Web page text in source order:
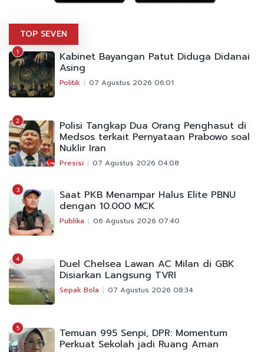
TOP SEVEN
1 Kabinet Bayangan Patut Diduga Didanai
Asing
Politik 07 Agustus 2026 06:01
2 Polisi Tangkap Dua Orang Penghasut di
Medsos terkait Pernyataan Prabowo soal
Nuklir Iran
Presisi 07 Agustus 2026 04:08
3 Saat PKB Menampar Halus Elite PBNU
dengan 10.000 MCK
Publika 06 Agustus 2026 07:40
4 Duel Chelsea Lawan AC Milan di GBK
Disiarkan Langsung TVRI
Sepak Bola 07 Agustus 2026 08:34
5 Temuan 995 Senpi, DPR: Momentum
Perkuat Sekolah jadi Ruang Aman